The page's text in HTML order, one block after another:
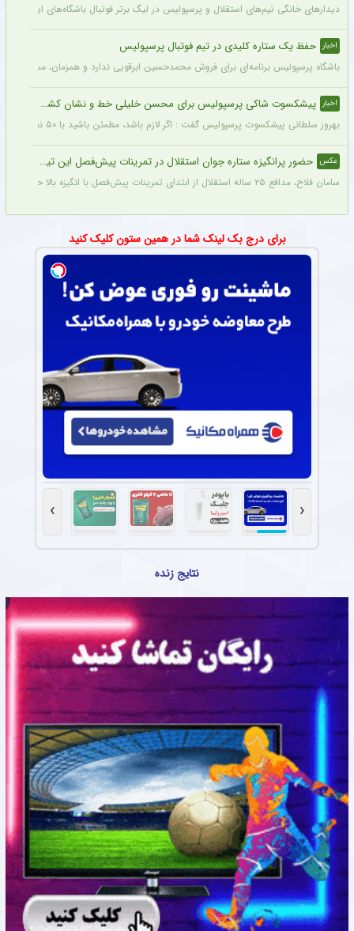
دیدارهای خانگی تیم‌های استقلال و پرسپولیس در لیگ برتر فوتبال باشگاه‌های ایران در
اخبار حفظ یک ستاره کلیدی در تیم فوتبال پرسپولیس
باشگاه پرسپولیس برنامه‌ای برای فروش محمدحسین ابرقویی ندارد و همزمان، مسئولان
اخبار پیشکسوت شاکی پرسپولیس برای محسن خلیلی خط و نشان کشید + جزئیات
بهروز سلطانی پیشکسوت پرسپولیس گفت : اگر لازم باشد، مطمئن باشید با ۵۰ نفر از پیشکسوتان پرسپولیس مقابل ساختمان این باشگاه تجمع خواهیم کرد و خواهان برخورد جدی و عزل محسن خلیلی خواهیم شد. اصلاً این آقا بازیکن سایپا است نه پیشکسوت پرسپولیس.
عکس حضور پرانگیزه ستاره جوان استقلال در تمرینات پیش‌فصل این تیم + عکس
سامان فلاح، مدافع ۲۵ ساله استقلال از ابتدای تمرینات پیش‌فصل با انگیزه بالا حاضر بوده و پیراهن شماره ۶ را در استقلال انتخاب کرده است. فلاح امیدوار است با درخشش در ترکیب آبی‌پوشان، اعتماد بختیاری‌زاده را جلب کرده و به جام ملت‌های آسیا برسد.
برای درج بک لینک شما در همین ستون کلیک کنید
‹
›
نتایج زنده